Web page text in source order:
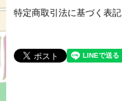
特定商取引法に基づく表記